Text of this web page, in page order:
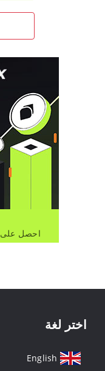
احصل على 10000 دولار مجانًا للمبتدئين
اختر لغة
English